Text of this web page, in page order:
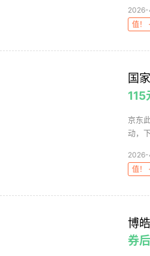
值！
国
115
京东
动，
2026-
值！
博
券